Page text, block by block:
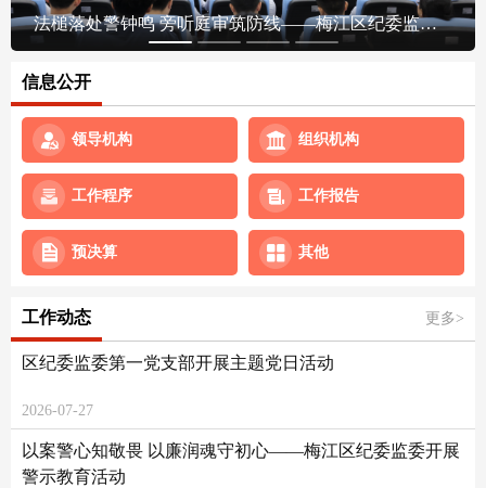
法槌落处警钟鸣 旁听庭审筑防线——梅江区纪委监委举办“庭审+廉政警示教育课堂”
信息公开
领导机构 组织机构
工作程序 工作报告
预决算 其他
工作动态 更多>
区纪委监委第一党支部开展主题党日活动
2026-07-27
以案警心知敬畏 以廉润魂守初心——梅江区纪委监委开展
警示教育活动